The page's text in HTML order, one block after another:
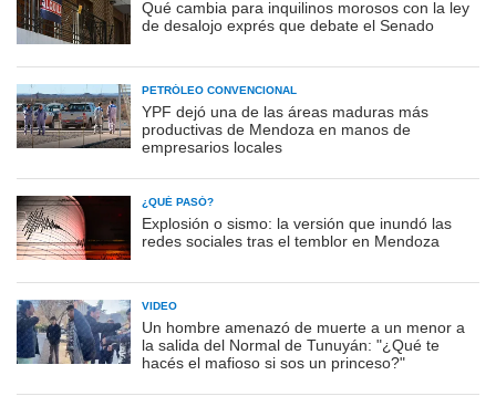
Qué cambia para inquilinos morosos con la ley
de desalojo exprés que debate el Senado
PETRÓLEO CONVENCIONAL
YPF dejó una de las áreas maduras más
productivas de Mendoza en manos de
empresarios locales
¿QUÉ PASÓ?
Explosión o sismo: la versión que inundó las
redes sociales tras el temblor en Mendoza
VIDEO
Un hombre amenazó de muerte a un menor a
la salida del Normal de Tunuyán: "¿Qué te
hacés el mafioso si sos un princeso?"